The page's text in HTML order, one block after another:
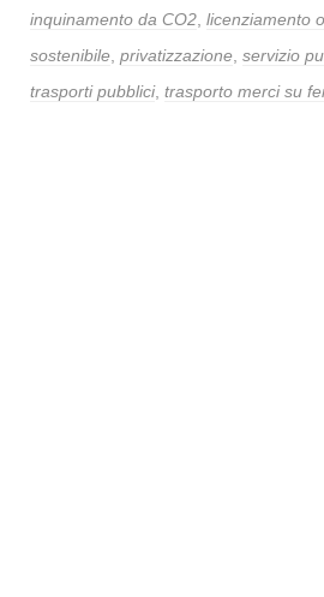
inquinamento da CO2 licenziamento
sostenibile privatizzazione servizio
trasporti pubblici, trasporto merci su